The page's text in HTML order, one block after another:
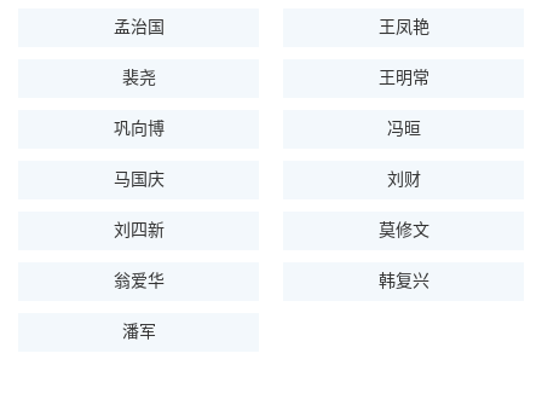
孟治国 王凤艳
裴尧 王明常
巩向博 冯晅
马国庆 刘财
刘四新 莫修文
翁爱华 韩复兴
潘军